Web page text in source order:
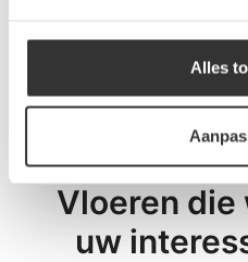
Alles
Vloeren
uw